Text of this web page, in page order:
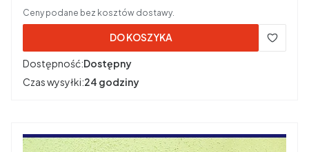
Ceny podane bez kosztów dostawy.
DO KOSZYKA
Dostępność:Dostępny
Czas wysyłki:24 godziny